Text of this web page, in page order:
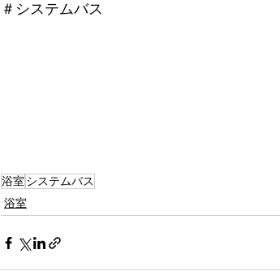
＃システムバス
浴室 システムバス
浴室